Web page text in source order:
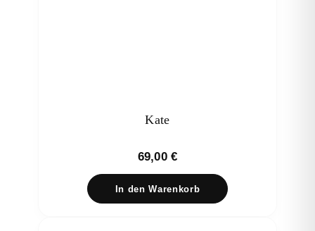
Kate
69,00 €
In den Warenkorb